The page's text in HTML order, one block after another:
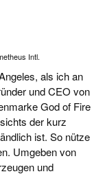
Intl.
als ich an
und CEO von
God of Fire
der kurz
ist. So nütze
Umgeben von
und